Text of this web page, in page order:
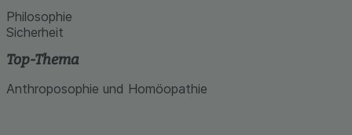
Philosophie
Sicherheit
Top-Thema
Anthroposophie und Homöopathie